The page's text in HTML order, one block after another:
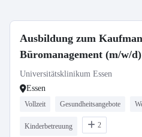
Ausbildung zum
Büromanagement (m/w/d)
Universitätsklinikum Essen
Essen
Vollzeit Gesundheitsangebote
Kinderbetreuung 2